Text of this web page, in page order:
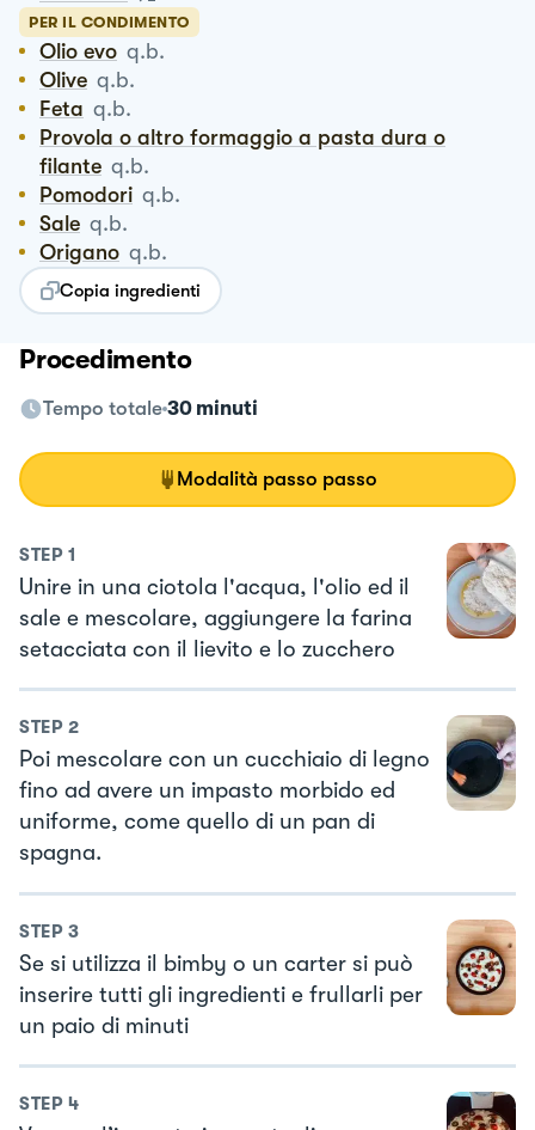
PER IL CONDIMENTO
Olio evo q.b.
Olive q.b.
Feta q.b.
Provola o altro formaggio a pasta dura o
filante q.b.
Pomodori q.b.
Sale q.b.
Origano q.b.
Copia ingredienti
Procedimento
Tempo totale 30 minuti
Modalità passo passo
STEP 1
Unire in una ciotola l'acqua, l'olio ed il
sale e mescolare, aggiungere la farina
setacciata con il lievito e lo zucchero
STEP 2
Poi mescolare con un cucchiaio di legno
fino ad avere un impasto morbido ed
uniforme, come quello di un pan di
spagna.
STEP 3
Se si utilizza il bimby o un carter si può
inserire tutti gli ingredienti e frullarli per
un paio di minuti
STEP 4